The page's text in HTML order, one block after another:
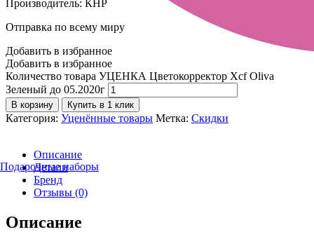
Подарочные наборы
Производитель: КНР
Отправка по всему миру
Добавить в избранное
Добавить в избранное
Количество товара УЦЕНКА Цветокорректор Xcf Oliva
Зеленый до 05.2020г
В корзину Купить в 1 клик
Категория: Уценённые товары Метка: Скидки
Описание
Детали
Бренд
Отзывы (0)
Описание